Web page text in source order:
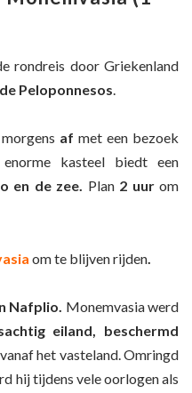
rondreis door Griekenland
Peloponnesos
morgens af met een bezoek
kasteel biedt een
en de zee. Plan 2 uurom
om te blijven rijden
Nafplio. Monemvasia werd
eiland, beschermd
het vasteland. Omringd
hij tijdens vele oorlogen als